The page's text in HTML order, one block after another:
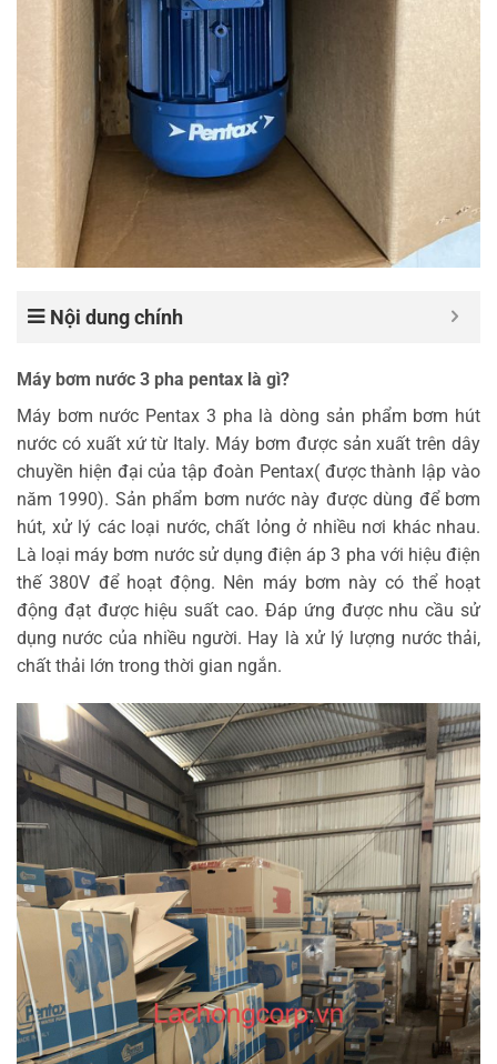
Nội dung chính
Máy bơm nước 3 pha pentax là gì?
Máy bơm nước Pentax 3 pha là dòng sản phẩm bơm hút
nước có xuất xứ từ Italy. Máy bơm được sản xuất trên dây
chuyền hiện đại của tập đoàn Pentax( được thành lập vào
năm 1990). Sản phẩm bơm nước này được dùng để bơm
hút, xử lý các loại nước, chất lỏng ở nhiều nơi khác nhau.
Là loại máy bơm nước sử dụng điện áp 3 pha với hiệu điện
thế 380V để hoạt động. Nên máy bơm này có thể hoạt
động đạt được hiệu suất cao. Đáp ứng được nhu cầu sử
dụng nước của nhiều người. Hay là xử lý lượng nước thải,
chất thải lớn trong thời gian ngắn.